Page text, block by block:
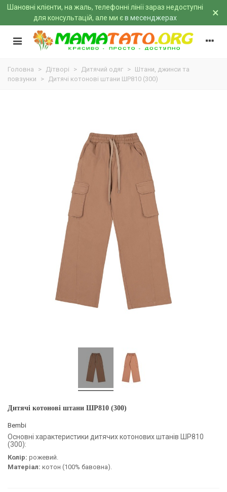
Шановні клієнти, на жаль, телефонні лінії зараз недоступні
для консультацій, але ми єв месенджерах ×
Головна > Дітворі > Дитячий одяг > Штани, джинси та
повзунки
> Дитячі котонові штани ШР810 (300)
Дитячі котонові штани ШР810 (300)
Bembi
Основні характеристики дитячих котонових штанів ШР810
(300):
Колір: рожевий.
Матеріал: котон (100% бавовна).